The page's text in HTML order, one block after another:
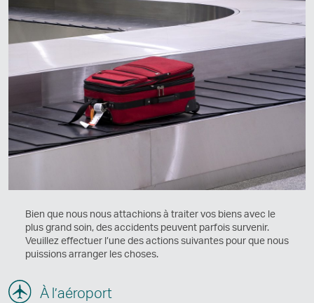
Bien que nous nous attachions à traiter vos biens avec le
plus grand soin, des accidents peuvent parfois survenir.
Veuillez effectuer l’une des actions suivantes pour que nous
puissions arranger les choses.
À l’aéroport